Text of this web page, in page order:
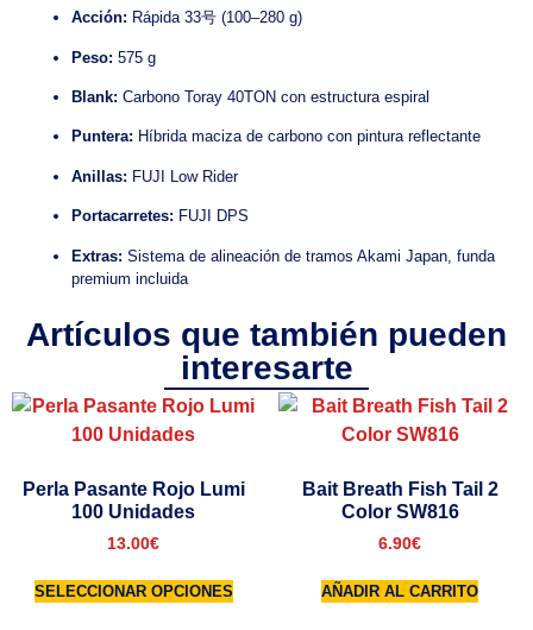
Acción: Rápida 33号 (100–280 g)
Peso: 575 g
Blank: Carbono Toray 40TON con estructura espiral
Puntera: Híbrida maciza de carbono con pintura reflectante
Anillas: FUJI Low Rider
Portacarretes: FUJI DPS
Extras: Sistema de alineación de tramos Akami Japan, funda
premium incluida
Artículos que también pueden
interesarte
Perla Pasante Rojo Lumi
100 Unidades
13.00€
SELECCIONAR OPCIONES
Bait Breath Fish Tail 2
Color SW816
6.90€
AÑADIR AL CARRITO